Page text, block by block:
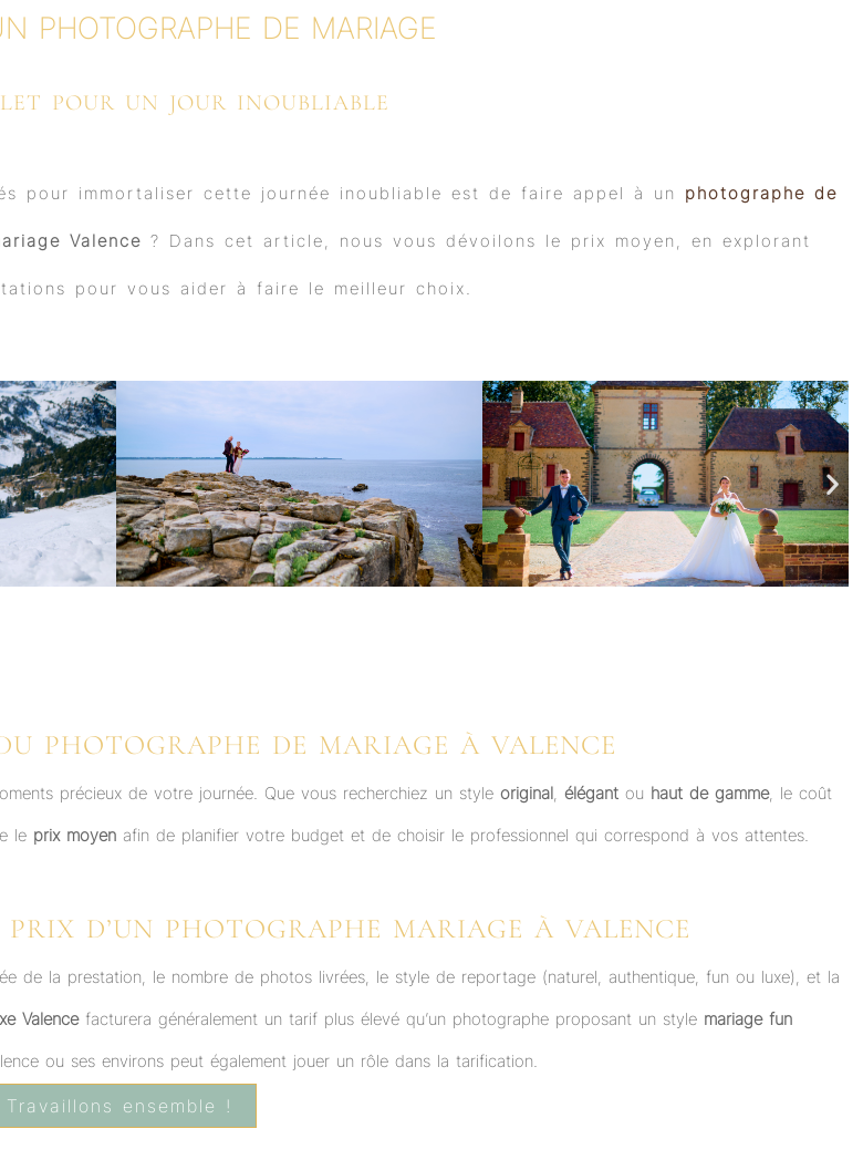
b
o
u
b
a
g
m
e
d
PHOTOGRAPHE DE MARIAGE
POUR UN JOUR INOUBLIABLE
pour immortaliser cette journée inoubliable est de faire appel à un photographe de
Valence ? Dans cet article, nous vous dévoilons le prix moyen, en explorant
pour vous aider à faire le meilleur choix.
PHOTOGRAPHE DE MARIAGE À VALENCE
précieux de votre journée. Que vous recherchiez un style original, élégant ou haut de gamme, le coût
le prix moyenafin de planifier votre budget et de choisir le professionnel qui correspond à vos attentes.
D’UN PHOTOGRAPHE MARIAGE À VALENCE
de la prestation, le nombre de photos livrées, le style de reportage (naturel, authentique, fun ou luxe), et la
Valencefacturera généralement un tarif plus élevé qu’un photographe proposant un style mariage fun
ou ses environs peut également jouer un rôle dans la tarification.
Travaillons ensemble !